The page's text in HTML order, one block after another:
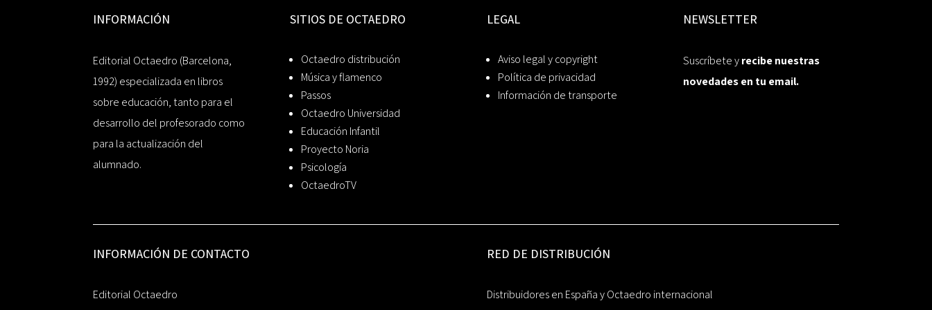
INFORMACIÓN
Editorial Octaedro (Barcelona,
1992) especializada en libros
sobre educación, tanto para el
desarrollo del profesorado como
para la actualización del
alumnado.
SITIOS DE OCTAEDRO
Octaedro distribución
Música y flamenco
Passos
Octaedro Universidad
Educación Infantil
Proyecto Noria
Psicología
OctaedroTV
LEGAL
Aviso legal y copyright
Política de privacidad
Información de transporte
NEWSLETTER
Suscríbete yrecibe nuestras
novedades en tu email.
INFORMACIÓN DE CONTACTO
Editorial Octaedro
RED DE DISTRIBUCIÓN
Distribuidores en España y Octaedro internacional